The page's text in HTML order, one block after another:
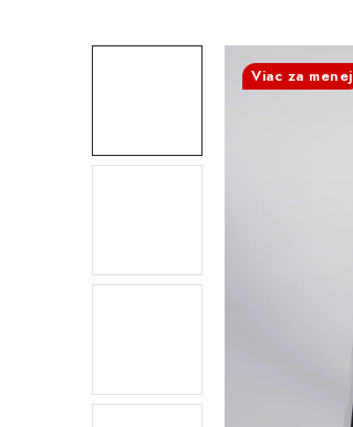
Viac za menej